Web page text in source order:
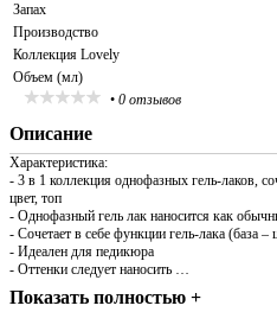
Запах
Производство
Коллекция Lovely
Объем (мл)
• 0 отзывов
Описание
Характеристика:
- 3 в 1 коллекция однофазных гель-лаков,
цвет, топ
- Однофазный гель лак наносится как
- Cочетает в себе функции гель-лака (база –
- Идеален для педикюра
- Оттенки следует наносить …
Показать полностью +